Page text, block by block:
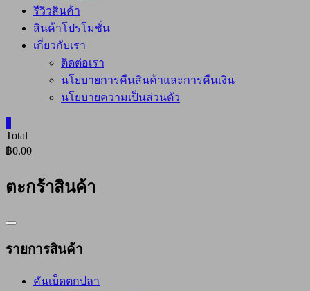
รีวิวสินค้า
สินค้าโปรโมชั่น
เกี่ยวกับเรา
ติดต่อเรา
นโยบายการคืนสินค้าและการคืนเงิน
นโยบายความเป็นส่วนตัว
Total
฿0.00
ตะกร้าสินค้า
Catalog
รายการสินค้า
คันเบ็ดตกปลา